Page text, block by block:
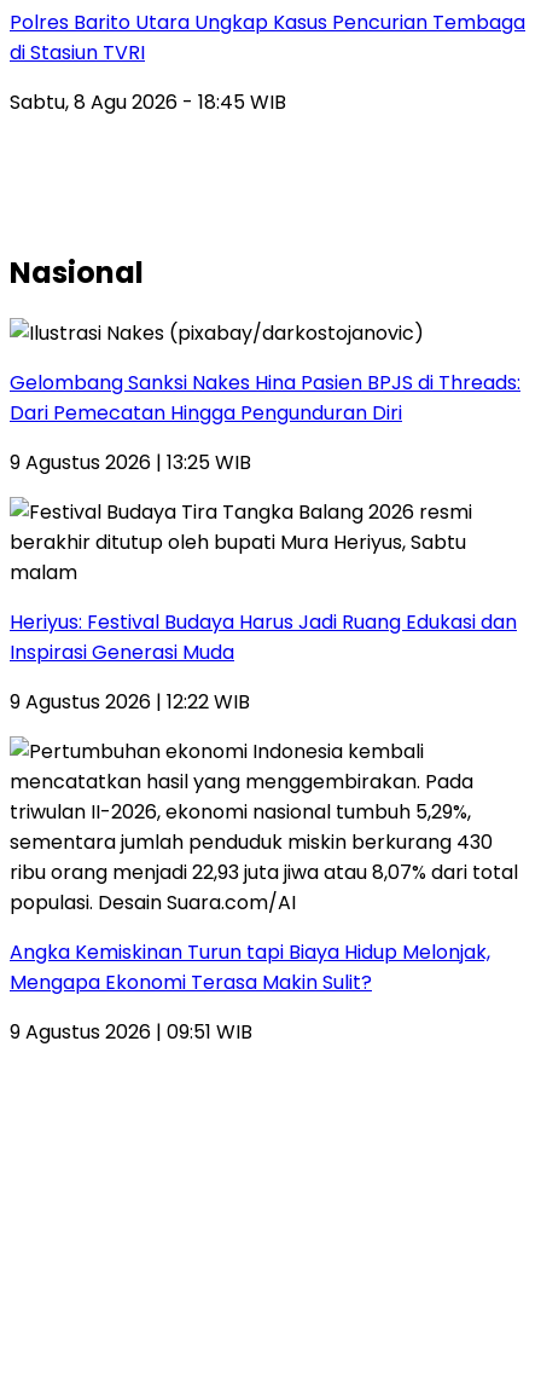
Polres Barito Utara Ungkap Kasus Pencurian Tembaga
di Stasiun TVRI
Sabtu, 8 Agu 2026 - 18:45 WIB
Nasional
Gelombang Sanksi Nakes Hina Pasien BPJS di Threads:
Dari Pemecatan Hingga Pengunduran Diri
9 Agustus 2026 | 13:25 WIB
Heriyus: Festival Budaya Harus Jadi Ruang Edukasi dan
Inspirasi Generasi Muda
9 Agustus 2026 | 12:22 WIB
Angka Kemiskinan Turun tapi Biaya Hidup Melonjak,
Mengapa Ekonomi Terasa Makin Sulit?
9 Agustus 2026 | 09:51 WIB